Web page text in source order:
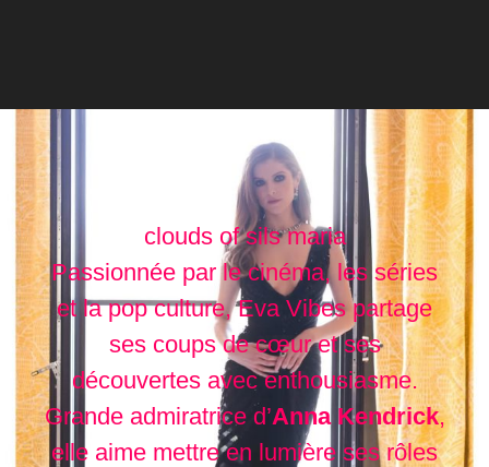
clouds of sils maria
Passionnée par le cinéma, les séries
et la pop culture, Eva Vibes partage
ses coups de cœur et ses
découvertes avec enthousiasme.
Grande admiratrice d’Anna Kendrick,
elle aime mettre en lumière ses rôles